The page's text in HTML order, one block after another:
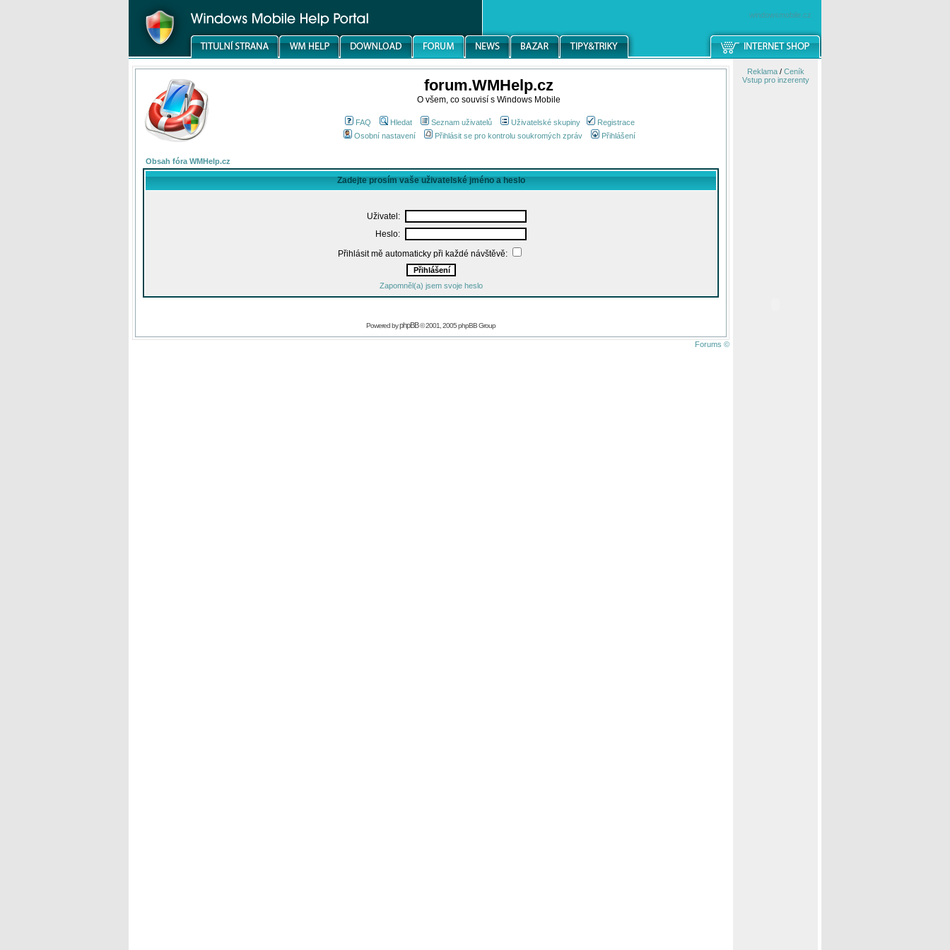
windowsmobile.cz
forum.WMHelp.cz
O všem, co souvisí s Windows Mobile
FAQ Hledat Seznam uživatelů Uživatelské skupiny
Registrace
Osobní nastavení
Přihlásit se pro kontrolu soukromých zpráv Přihlášení
Obsah fóra WMHelp.cz
Zadejte prosím vaše uživatelské jméno a heslo
Uživatel:
Heslo:
Přihlásit mě automaticky při každé návštěvě:
Zapomněl(a) jsem svoje heslo
Powered byphpBB© 2001, 2005 phpBB Group
Forums ©
Reklama/ Ceník
Vstup pro inzerenty